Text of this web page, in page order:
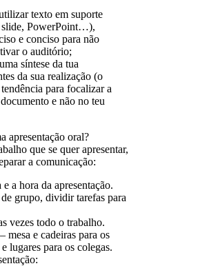
texto em suporte
slide, PowerPoint…),
e conciso para não
o auditório;
síntese da tua
da sua realização (o
para focalizar a
e não no teu
apresentação oral?
que se quer apresentar,
a comunicação:
a hora da apresentação.
grupo, dividir tarefas para
vezes todo o trabalho.
mesa e cadeiras para os
lugares para os colegas.